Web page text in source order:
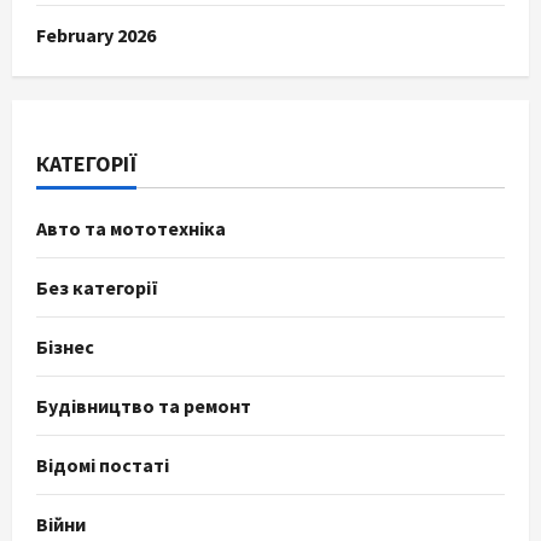
February 2026
КАТЕГОРІЇ
Авто та мототехніка
Без категорії
Бізнес
Будівництво та ремонт
Відомі постаті
Війни